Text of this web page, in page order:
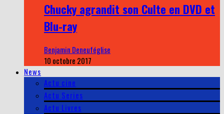
Chucky agrandit son Culte en DVD et
Blu-ray
Benjamin Deneuféglise
10 octobre 2017
News
Actu cine
Actu Series
Actu Livres